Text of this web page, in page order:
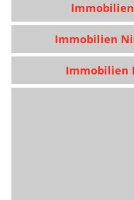
Immobilien
Immobilien